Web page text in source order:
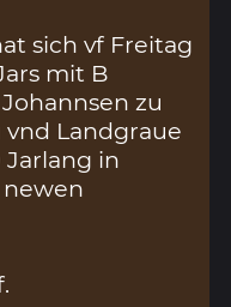
sich vf Freitag
mit B
zu
Landgraue
Jarlang in